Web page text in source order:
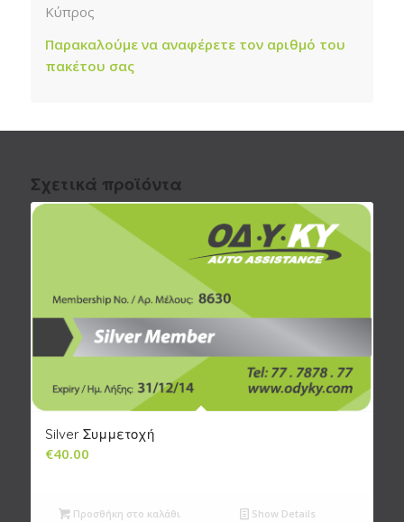
Κύπρος
Παρακαλούμε να αναφέρετε τον αριθμό του
πακέτου σας
Σχετικά προϊόντα
Silver Συμμετοχή
€40.00
Προσθήκη στο καλάθι Show Details